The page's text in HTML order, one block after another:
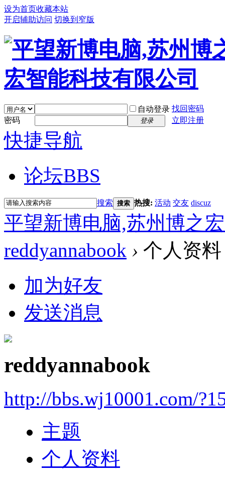
设为首页收藏本站
开启辅助访问 切换到窄版
自动登录 找回密码
密码
登录 立即注册
快捷导航
论坛BBS
搜索 搜索 热搜: 活动 交友 discuz
平望新博电脑,苏州博之
reddyannabook › 个人资料
加为好友
发送消息
reddyannabook
http://bbs.wj10001.com/
主题
个人资料